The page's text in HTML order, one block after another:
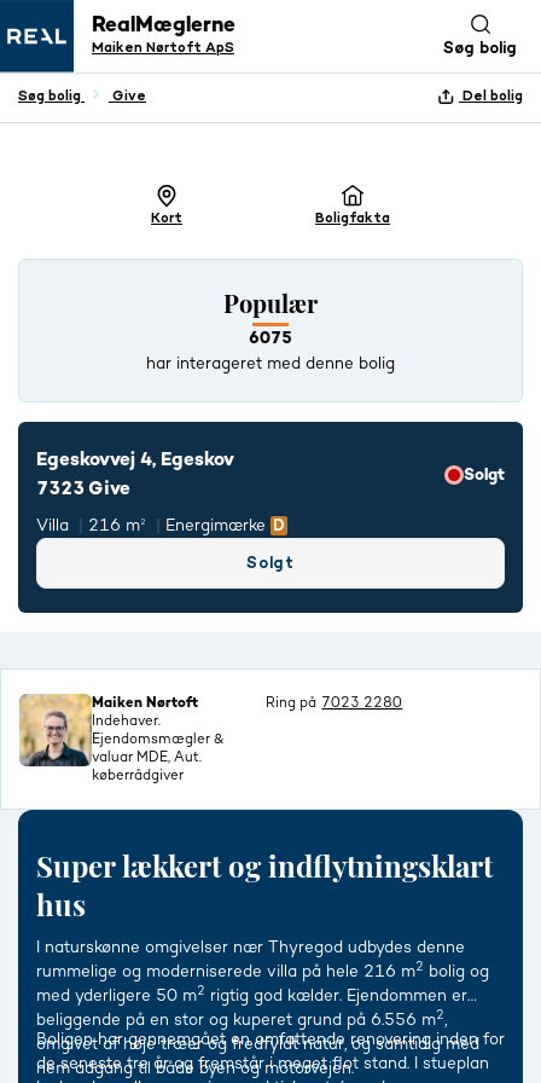
RealMæglerne
Maiken Nørtoft ApS Søg bolig
Søg bolig Give Del bolig
+ 3 BILLEDER
Boligfakta
Kort
Populær
6075
har interageret med denne bolig
Egeskovvej 4, Egeskov
7323 Give
Solgt
Villa 216 m² Energimærke
Solgt
Maiken Nørtoft
Indehaver.
Ejendomsmægler &
valuar MDE, Aut.
køberrådgiver
Ring på 7023 2280
Super lækkert og indflytningsklart
hus
I naturskønne omgivelser nær Thyregod udbydes denne
rummelige og moderniserede villa på hele 216 m2
bolig og
med yderligere 50 m2 rigtig god kælder. Ejendommen er
beliggende på en stor og kuperet grund på 6.556 m2,
omgivet af høje træer og fredfyldt natur, og samtidig med
nem adgang til både byen og motorvejen.
Boligen har gennemgået en omfattende renovering inden for
de seneste tre år og fremstår i meget flot stand. I stueplan